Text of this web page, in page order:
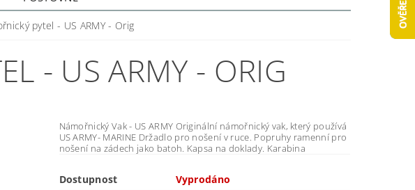
pytel - US ARMY - Orig
- US ARMY - ORIG
Námořnický Vak - US ARMY Originální námořnický vak, který používá
US ARMY- MARINE Držadlo pro nošení v ruce. Popruhy ramenní pro
nošení na zádech jako batoh. Kapsa na doklady. Karabina
Dostupnost Vyprodáno